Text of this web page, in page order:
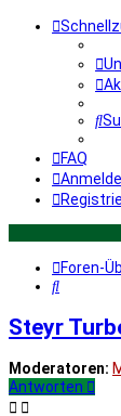
FAQ
Foren-
Suche
Steyr
Moderatoren:
Antworten